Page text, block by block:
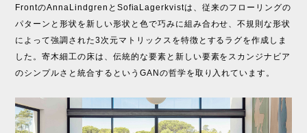
FrontのAnnaLindgrenとSofiaLagerkvistは、従来のフローリングの
パターンと形状を新しい形状と色で巧みに組み合わせ、不規則な形状
によって強調された3次元マトリックスを特徴とするラグを作成しま
した。寄木細工の床は、伝統的な要素と新しい要素をスカンジナビア
のシンプルさと統合するというGANの哲学を取り入れています。